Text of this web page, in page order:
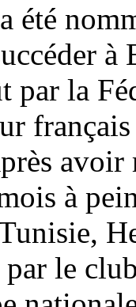
été
à
par la
à
par le